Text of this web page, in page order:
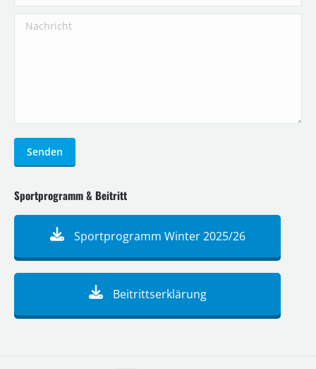
Nachricht
Senden
Sportprogramm & Beitritt
Sportprogramm Winter 2025/26
Beitrittserklärung